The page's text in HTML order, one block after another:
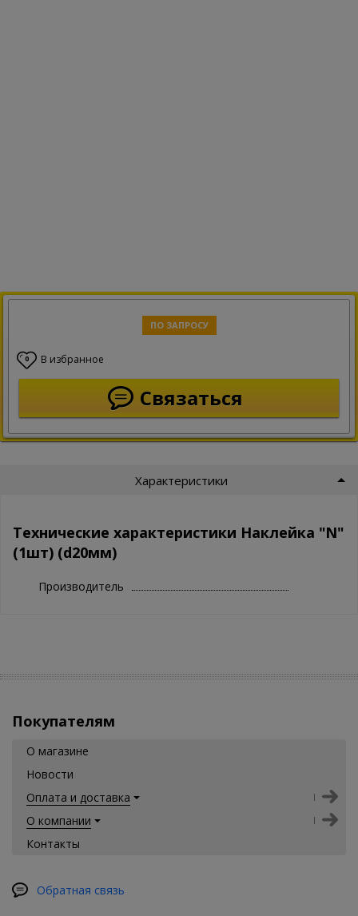
ПО ЗАПРОСУ
0 В избранное
Связаться
Характеристики
Технические характеристики Наклейка "N"
(1шт) (d20мм)
Производитель
Покупателям
О магазине
Новости
Оплата и доставка
О компании
Контакты
Обратная связь